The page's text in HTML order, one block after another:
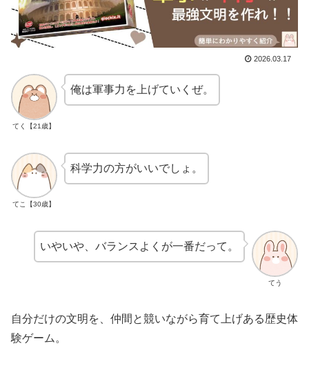
2026.03.17
てく【21歳】
俺は軍事力を上げていくぜ。
てこ【30歳】
科学力の方がいいでしょ。
てう
いやいや、バランスよくが一番だって。
自分だけの文明を、仲間と競いながら育て上げある歴史体
験ゲーム。